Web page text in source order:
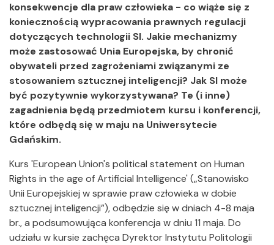
konsekwencje dla praw człowieka - co wiąże się z
koniecznością wypracowania prawnych regulacji
dotyczących technologii SI. Jakie mechanizmy
może zastosować Unia Europejska, by chronić
obywateli przed zagrożeniami związanymi ze
stosowaniem sztucznej inteligencji? Jak SI może
być pozytywnie wykorzystywana? Te (i inne)
zagadnienia będą przedmiotem kursu i konferencji,
które odbędą się w maju na Uniwersytecie
Gdańskim.
Kurs 'European Union's political statement on Human
Rights in the age of Artificial Intelligence' („Stanowisko
Unii Europejskiej w sprawie praw człowieka w dobie
sztucznej inteligencji”), odbędzie się w dniach 4-8 maja
br., a podsumowująca konferencja w dniu 11 maja. Do
udziału w kursie zachęca Dyrektor Instytutu Politologii